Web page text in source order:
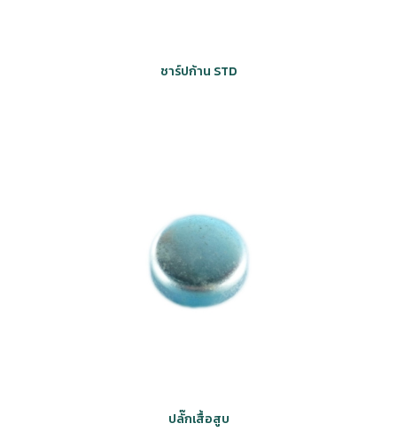
ชาร์ปก้าน STD
ปลั๊กเสื้อสูบ